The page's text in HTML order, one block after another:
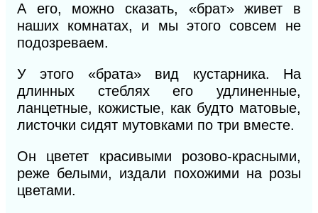
А его, можно сказать, «брат» живет в
наших комнатах, и мы этого совсем не
подозреваем.
У этого «брата» вид кустарника. На
длинных стеблях его удлиненные,
ланцетные, кожистые, как будто матовые,
листочки сидят мутовками по три вместе.
Он цветет красивыми розово-красными,
реже белыми, издали похожими на розы
цветами.